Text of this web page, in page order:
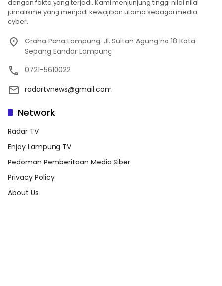
dengan fakta yang terjadi. Kami menjunjung tinggi nilai nilai
jurnalisme yang menjadi kewajiban utama sebagai media
cyber.
Graha Pena Lampung. Jl. Sultan Agung no 18 Kota
Sepang Bandar Lampung
0721-5610022
radartvnews@gmail.com
Network
Radar TV
Enjoy Lampung TV
Pedoman Pemberitaan Media Siber
Privacy Policy
About Us